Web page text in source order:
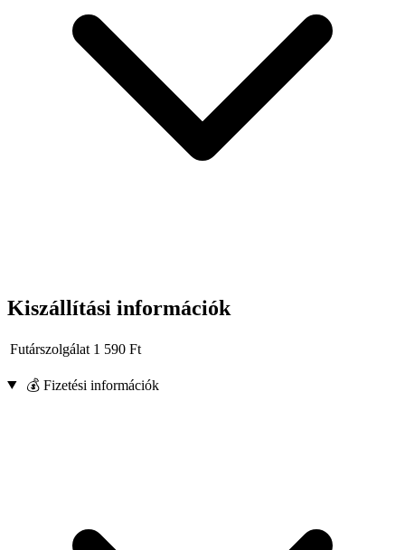
Kiszállítási információk
Futárszolgálat 1 590 Ft
💰 Fizetési információk